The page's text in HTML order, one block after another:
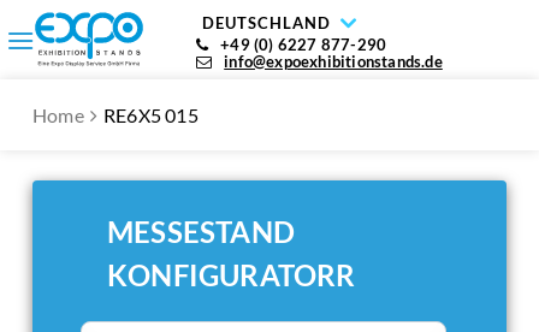
DEUTSCHLAND
+49 (0) 6227 877-290
info@expoexhibitionstands.de
Home RE6X5 015
MESSESTAND
KONFIGURATORR